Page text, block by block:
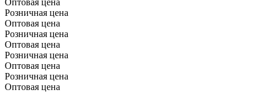
Розничная цена
Оптовая цена
Розничная цена
Оптовая цена
Розничная цена
Оптовая цена
Розничная цена
Оптовая цена